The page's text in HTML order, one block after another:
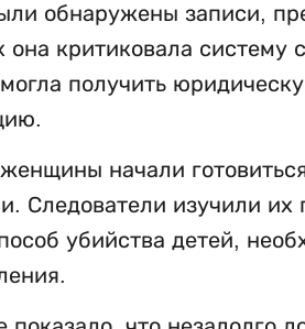
обнаружены записи,
она критиковала систему
получить
начали
Следователи изучили их
убийства детей,